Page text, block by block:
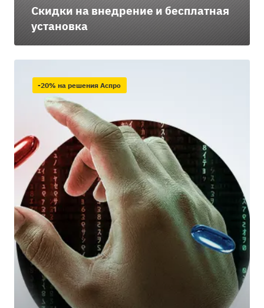
Скидки на внедрение и бесплатная
установка
-20% на решения Аспро